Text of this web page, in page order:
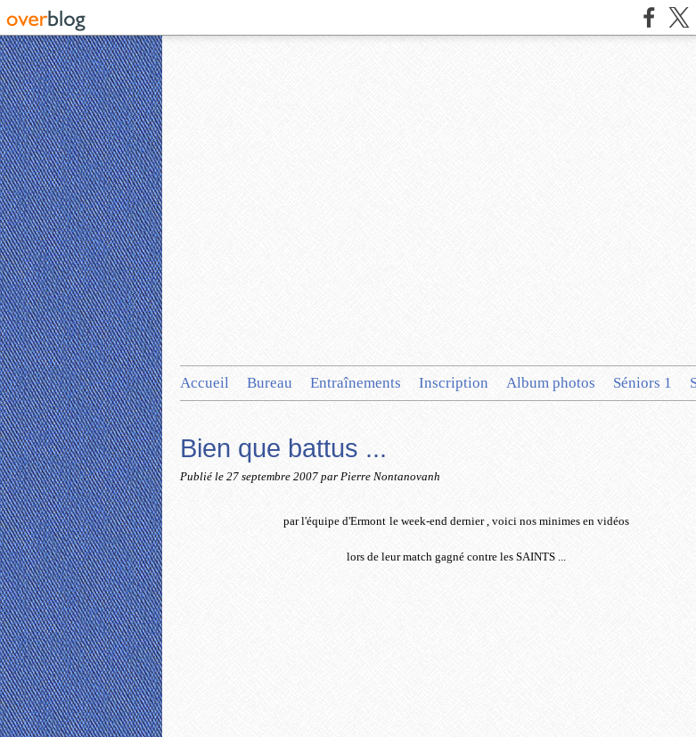
Accueil Bureau Entraînements Inscription Album photos Séniors 1
Bien que battus ...
Publié le 27 septembre 2007 par Pierre Nontanovanh
par l'équipe d'Ermont le week-end dernier , voici nos minimes en vidéos
lors de leur match gagné contre les SAINTS ...